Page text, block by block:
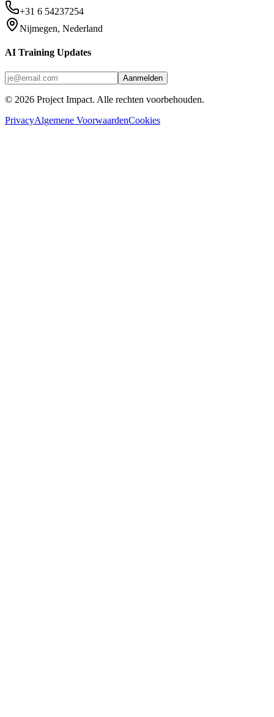
+31 6 54237254
Nijmegen, Nederland
AI Training Updates
Aanmelden
© 2026 Project Impact. Alle rechten voorbehouden.
PrivacyAlgemene VoorwaardenCookies